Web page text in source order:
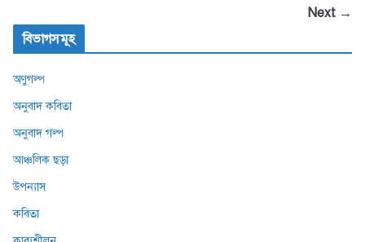
Next →
বিভাগসমূহ
অণুগল্প
অনুবাদ কবিতা
অনুবাদ গল্প
আঞ্চলিক ছড়া
উপন্যাস
কবিতা